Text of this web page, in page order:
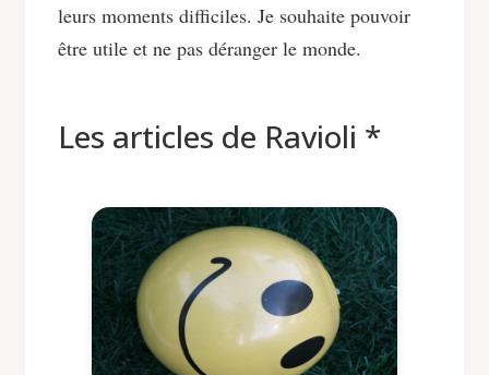
leurs moments difficiles. Je souhaite pouvoir
être utile et ne pas déranger le monde.
Les articles de Ravioli *